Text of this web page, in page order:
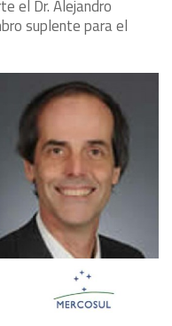
el Dr. Alejandro
suplente para el